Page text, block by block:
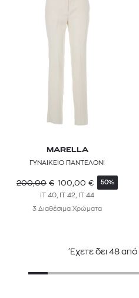
MARELLA
ΓΥΝΑΙΚΕΙΟ ΠΑΝΤΕΛΟΝΙ
200,00 € 100,00 € 50%
IT 40, IT 42, IT 44
3 Διαθέσιμα Χρώματα
Έχετε δει 48 από